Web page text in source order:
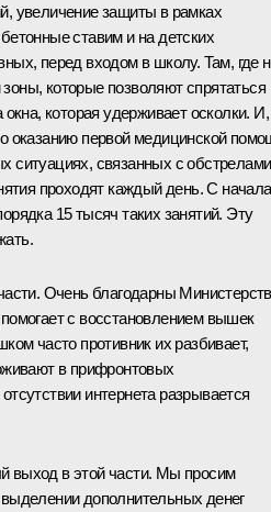
увеличение защиты в рамках
ставим и на детских
перед входом в школу. Там, где
которые позволяют спрятаться
окна, которая удерживает осколки. И,
оказанию первой медицинской
ситуациях, связанных с
проходят каждый день. С начала
15 тысяч таких занятий. Эту
Очень благодарны
с восстановлением вышек
часто противник их разбивает,
в прифронтовых
интернета разрывается
выход в этой части. Мы просим
дополнительных денег